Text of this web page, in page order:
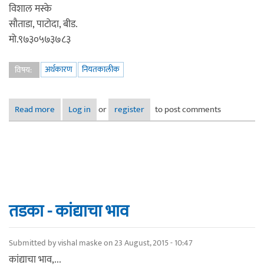
विशाल मस्के
सौताडा, पाटोदा, बीड.
मो.९७३०५७३७८३
विषय: अर्थकारण नियतकालीक
Read more about तडका - कांद्याच्या धंद्यात
Log in or register to post comments
तडका - कांद्याचा भाव
Submitted byvishal maskeon 23 August, 2015 - 10:47
कांद्याचा भाव,...